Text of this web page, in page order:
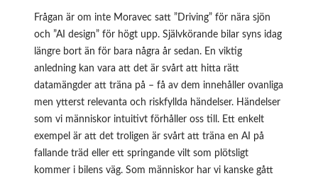
Frågan är om inte Moravec satt ”Driving” för nära sjön
och ”AI design” för högt upp. Självkörande bilar syns idag
längre bort än för bara några år sedan. En viktig
anledning kan vara att det är svårt att hitta rätt
datamängder att träna på – få av dem innehåller ovanliga
men ytterst relevanta och riskfyllda händelser. Händelser
som vi människor intuitivt förhåller oss till. Ett enkelt
exempel är att det troligen är svårt att träna en AI på
fallande träd eller ett springande vilt som plötsligt
kommer i bilens väg. Som människor har vi kanske gått